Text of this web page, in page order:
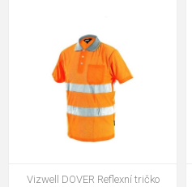
Vizwell DOVER Reflexní tričko